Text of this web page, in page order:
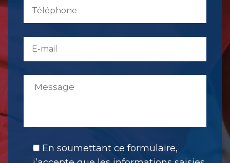
En soumettant ce formulaire,